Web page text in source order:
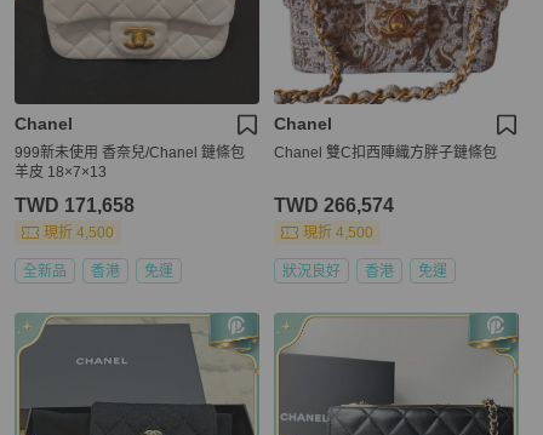
Chanel
999新未使用 香奈兒/Chanel 鏈條包
羊皮 18×7×13
TWD 171,658
現折 4,500
全新品 香港 免運
Chanel
Chanel 雙C扣西陣織方胖子鏈條包
TWD 266,574
現折 4,500
狀況良好 香港 免運